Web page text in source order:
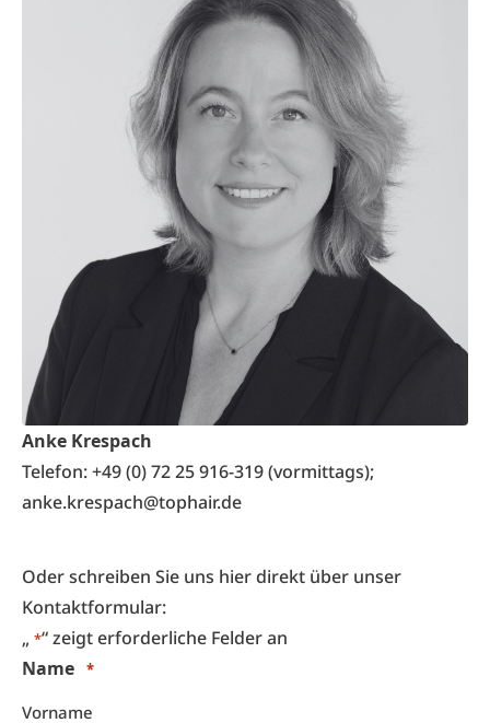
Anke Krespach
Telefon: +49 (0) 72 25 916-319 (vormittags);
anke.krespach@tophair.de
Oder schreiben Sie uns hier direkt über unser
Kontaktformular:
„ *“ zeigt erforderliche Felder an
Name
*
Vorname